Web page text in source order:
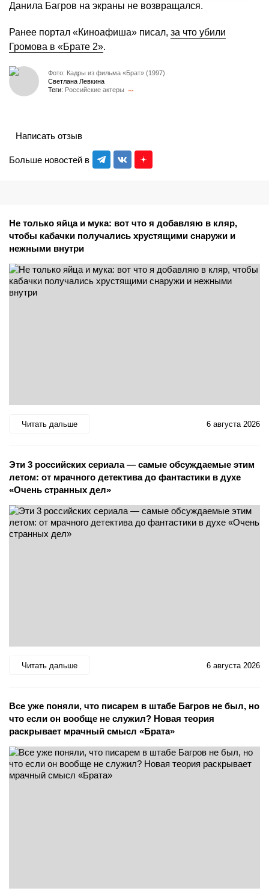
Данила Багров на экраны не возвращался.
Ранее портал «Киноафиша» писал, за что убили
Громова в «Брате 2».
Фото: Кадры из фильма «Брат» (1997)
Светлана Левкина
Теги: Российские актеры
Больше новостей в
Написать отзыв
Не только яйца и мука: вот что я добавляю в кляр,
чтобы кабачки получались хрустящими снаружи и
нежными внутри
Читать дальше 6 августа 2026
Эти 3 российских сериала — самые обсуждаемые этим
летом: от мрачного детектива до фантастики в духе
«Очень странных дел»
Читать дальше 6 августа 2026
Все уже поняли, что писарем в штабе Багров не был, но
что если он вообще не служил? Новая теория
раскрывает мрачный смысл «Брата»